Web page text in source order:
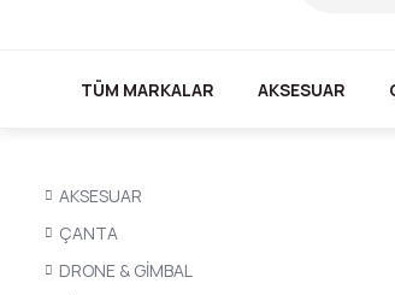
TÜM MARKALAR AKSESUAR
AKSESUAR
ÇANTA
DRONE & GİMBAL